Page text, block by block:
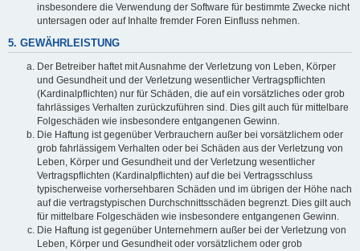
insbesondere die Verwendung der Software für bestimmte Zwecke nicht
untersagen oder auf Inhalte fremder Foren Einfluss nehmen.
5. GEWÄHRLEISTUNG
Der Betreiber haftet mit Ausnahme der Verletzung von Leben, Körper
und Gesundheit und der Verletzung wesentlicher Vertragspflichten
(Kardinalpflichten) nur für Schäden, die auf ein vorsätzliches oder grob
fahrlässiges Verhalten zurückzuführen sind. Dies gilt auch für mittelbare
Folgeschäden wie insbesondere entgangenen Gewinn.
Die Haftung ist gegenüber Verbrauchern außer bei vorsätzlichem oder
grob fahrlässigem Verhalten oder bei Schäden aus der Verletzung von
Leben, Körper und Gesundheit und der Verletzung wesentlicher
Vertragspflichten (Kardinalpflichten) auf die bei Vertragsschluss
typischerweise vorhersehbaren Schäden und im übrigen der Höhe nach
auf die vertragstypischen Durchschnittsschäden begrenzt. Dies gilt auch
für mittelbare Folgeschäden wie insbesondere entgangenen Gewinn.
Die Haftung ist gegenüber Unternehmern außer bei der Verletzung von
Leben, Körper und Gesundheit oder vorsätzlichem oder grob